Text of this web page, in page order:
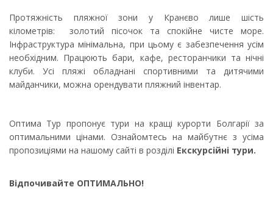
Протяжність пляжної зони у Кранєво лише шість
кілометрів: золотий пісочок та спокійне чисте море.
Інфраструктура мінімальна, при цьому є забезпечення усім
необхідним. Працюють бари, кафе, ресторанчики та нічні
клуби. Усі пляжі обладнані спортивними та дитячими
майданчики, можна орендувати пляжний інвентар.
Оптима Тур пропонує тури на кращі курорти Болгарії за
оптимальними цінами. Ознайомтесь на майбутнє з усіма
пропозиціями на нашому сайті в розділі Екскурсійні тури.
Відпочивайте ОПТИМАЛЬНО!